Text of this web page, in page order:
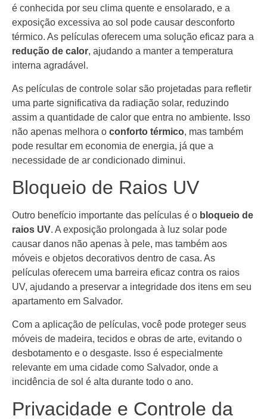
é conhecida por seu clima quente e ensolarado, e a
exposição excessiva ao sol pode causar desconforto
térmico. As películas oferecem uma solução eficaz para a
redução de calor, ajudando a manter a temperatura
interna agradável.
As películas de controle solar são projetadas para refletir
uma parte significativa da radiação solar, reduzindo
assim a quantidade de calor que entra no ambiente. Isso
não apenas melhora o conforto térmico, mas também
pode resultar em economia de energia, já que a
necessidade de ar condicionado diminui.
Bloqueio de Raios UV
Outro benefício importante das películas é o bloqueio de
raios UV. A exposição prolongada à luz solar pode
causar danos não apenas à pele, mas também aos
móveis e objetos decorativos dentro de casa. As
películas oferecem uma barreira eficaz contra os raios
UV, ajudando a preservar a integridade dos itens em seu
apartamento em Salvador.
Com a aplicação de películas, você pode proteger seus
móveis de madeira, tecidos e obras de arte, evitando o
desbotamento e o desgaste. Isso é especialmente
relevante em uma cidade como Salvador, onde a
incidência de sol é alta durante todo o ano.
Privacidade e Controle da